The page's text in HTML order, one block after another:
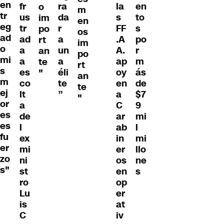
en
tr
eg
ad
o
mi
s
m
ej
or
es
es
fu
er
zo
s"
fr
us
tr
ad
a
a
es
co
lt
a
de
l
ex
mi
ni
st
ro
Lu
is
C
o
im
po
rt
an
te
"
ra
da
r
a
un
a
éli
te
”
m
en
os
im
po
rt
an
te
"
la
s
FF
.A
A.
ap
oy
en
a
C
ar
ab
in
er
os
en
op
er
at
iv
en
to
s
po
r
m
ás
de
$7
9
mi
l
mi
llo
ne
s